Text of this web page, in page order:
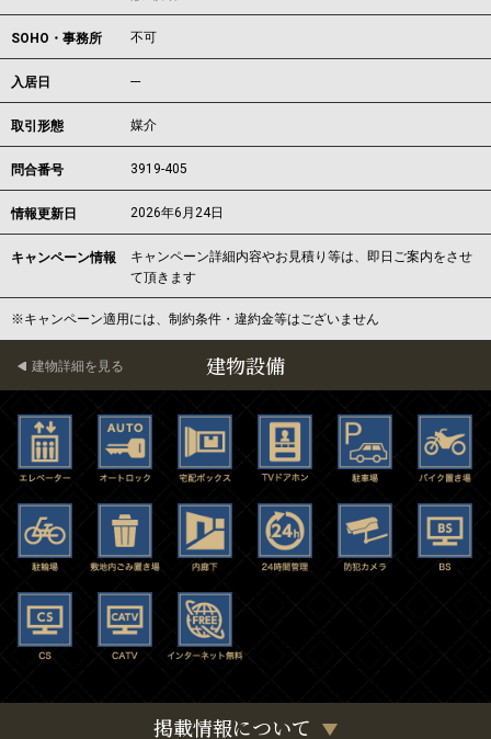
SOHO・事務所 不可
入居日 ---
取引形態 媒介
問合番号 3919-405
情報更新日 2026年6月24日
キャンペーン情報
キャンペーン詳細内容やお見積り等は、即日ご案内をさせ
て頂きます
※キャンペーン適用には、制約条件・違約金等はございません
建物設備
建物詳細を見る
掲載情報について